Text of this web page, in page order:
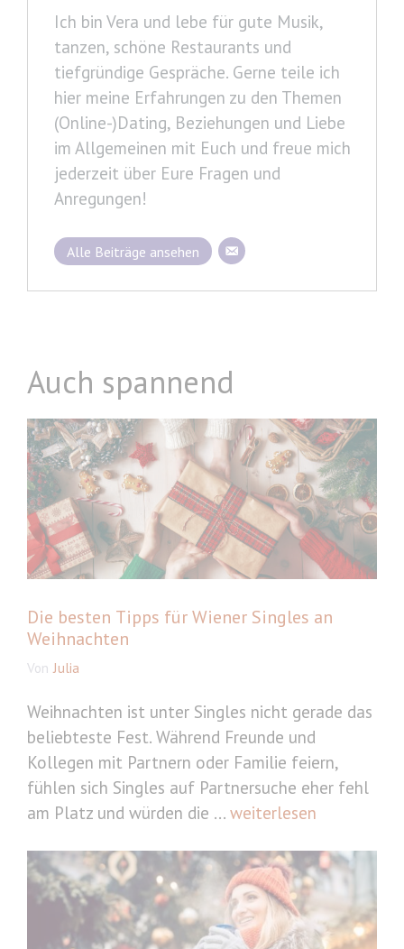
Ich bin Vera und lebe für gute Musik,
tanzen, schöne Restaurants und
tiefgründige Gespräche. Gerne teile ich
hier meine Erfahrungen zu den Themen
(Online-)Dating, Beziehungen und Liebe
im Allgemeinen mit Euch und freue mich
jederzeit über Eure Fragen und
Anregungen!
Alle Beiträge ansehen
Auch spannend
Die besten Tipps für Wiener Singles an
Weihnachten
Von Julia
Weihnachten ist unter Singles nicht gerade das
beliebteste Fest. Während Freunde und
Kollegen mit Partnern oder Familie feiern,
fühlen sich Singles auf Partnersuche eher fehl
am Platz und würden die ... weiterlesen